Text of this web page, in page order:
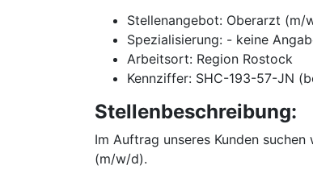
Stellenangebot: Oberarzt
Spezialisierung: - keine
Arbeitsort: Region Rostock
Kennziffer: SHC-193-57-JN
Stellenbeschreibung:
Im Auftrag unseres Kunden
(m/w/d).